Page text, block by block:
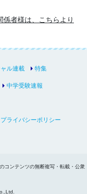
者様は、こちらより
ル連載 特集
中学受験速報
プライバシーポリシー
コンテンツの無断複写・転載・公衆